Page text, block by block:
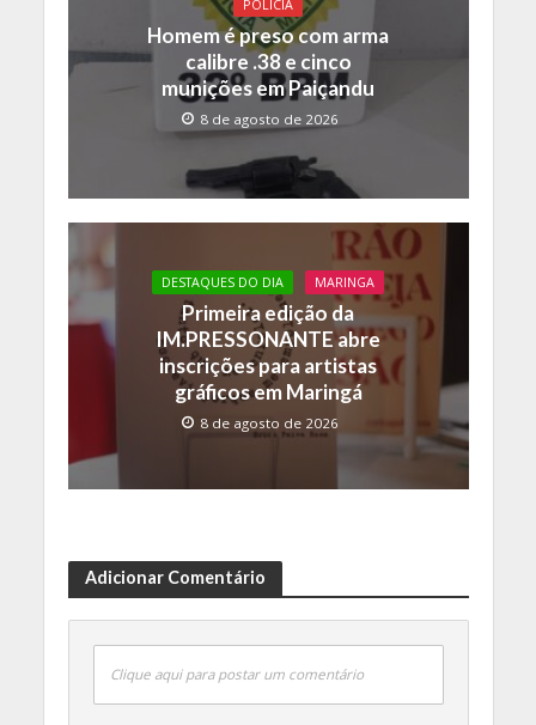
POLICIA
Homem é preso com arma
calibre .38 e cinco
munições em Paiçandu
8 de agosto de 2026
DESTAQUES DO DIA MARINGA
Primeira edição da
IM.PRESSONANTE abre
inscrições para artistas
gráficos em Maringá
8 de agosto de 2026
Adicionar Comentário
Clique aqui para postar um comentário